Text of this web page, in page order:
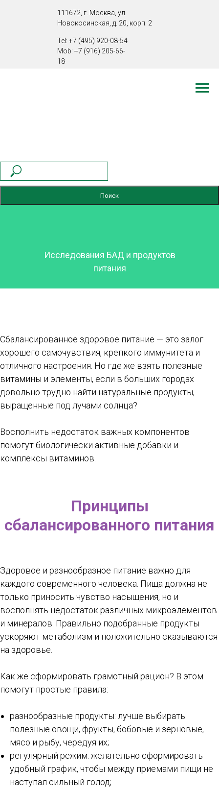
111672, г. Москва, ул.
Новокосинская, д. 20, корп. 2
Tel: +7 (495) 920-08-54
Mob: +7 (916) 205-66-
18
Поиск
Исследования БАД и продуктов
питания
Сбалансированное здоровое питание — это залог
хорошего самочувствия, крепкого иммунитета и
отличного настроения. Но где же взять полезные
витамины и элементы, если в больших городах
довольно трудно найти натуральные продукты,
выращенные под лучами солнца?
Восполнить недостаток важных компонентов
помогут биологически активные добавки и
комплексы витаминов.
Принципы
сбалансированного питания
Здоровое и разнообразное питание важно для
каждого современного человека. Пища должна не
только приносить чувство насыщения, но и
восполнять недостаток различных микроэлементов
и минералов. Правильно подобранные продукты
ускоряют метаболизм и положительно сказываются
на здоровье.
Как же сформировать грамотный рацион? В этом
помогут простые правила:
разнообразные продукты: лучше выбирать
полезные овощи, фрукты, бобовые и зерновые,
мясо и рыбу, чередуя их;
регулярный режим: желательно сформировать
удобный график, чтобы между приемами пищи не
наступал сильный голод;